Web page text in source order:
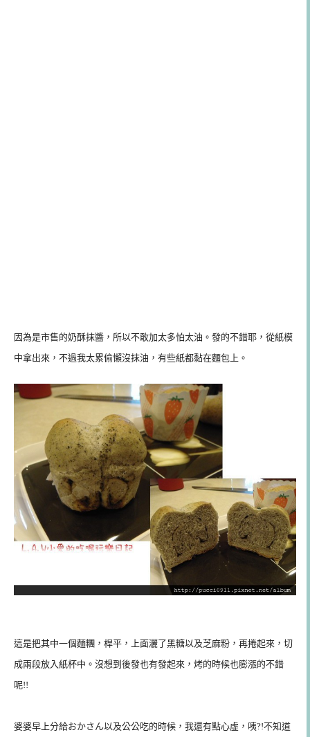
因為是市售的奶酥抹醬，所以不敢加太多怕太油。發的不錯耶，從紙模
中拿出來，不過我太累偷懶沒抹油，有些紙都黏在麵包上。
這是把其中一個麵糰，桿平，上面灑了黑糖以及芝麻粉，再捲起來，切
成兩段放入紙杯中。沒想到後發也有發起來，烤的時候也膨漲的不錯
呢!!
婆婆早上分給おかさん以及公公吃的時候，我還有點心虛，咦?!不知道